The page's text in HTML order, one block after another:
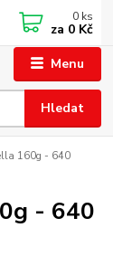
Menu
Hledat
0 ks
za 0 Kč
160g - 640
- 640